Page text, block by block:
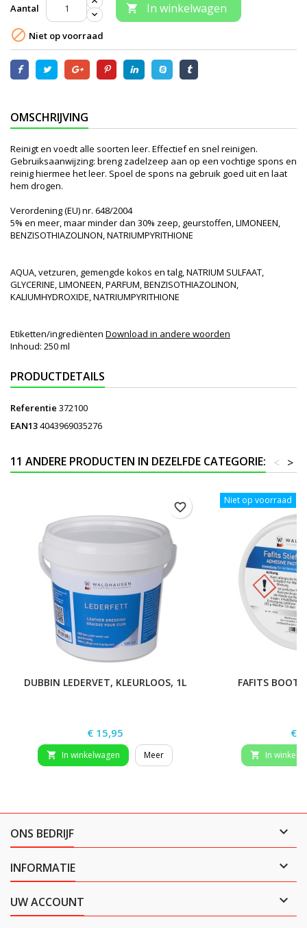
Aantal  In winkelwagen
 Niet op voorraad
OMSCHRIJVING
Reinigt en voedt alle soorten leer. Effectief en snel reinigen.
Gebruiksaanwijzing: breng zadelzeep aan op een vochtige spons en
reinig hiermee het leer. Spoel de spons na gebruik goed uit en laat
hem drogen.
Verordening (EU) nr. 648/2004
5% en meer, maar minder dan 30% zeep, geurstoffen, LIMONEEN,
BENZISOTHIAZOLINON, NATRIUMPYRITHIONE
AQUA, vetzuren, gemengde kokos en talg, NATRIUM SULFAAT,
GLYCERINE, LIMONEEN, PARFUM, BENZISOTHIAZOLINON,
KALIUMHYDROXIDE, NATRIUMPYRITHIONE
Etiketten/ingrediënten Download in andere woorden
Inhoud: 250 ml
PRODUCTDETAILS
Referentie 372100
EAN134043969035276
11 ANDERE PRODUCTEN IN DEZELFDE CATEGORIE: >
<
DUBBIN LEDERVET, KLEURLOOS, 1L
Prijs
€ 15,95
 In winkelwagen Meer
favorite_border
Niet op voorraad
FAFITS
€
 In
ONS BEDRIJF 
INFORMATIE 
UW ACCOUNT 